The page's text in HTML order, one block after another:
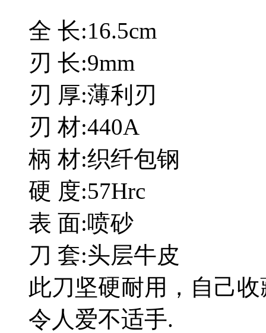
全 长:16.5cm
刃 长:9mm
刃 厚:薄利刃
刃 材:440A
柄 材:织纤包钢
硬 度:57Hrc
表 面:喷砂
刀 套:头层牛皮
此刀坚硬耐用，自己
令人爱不适手.